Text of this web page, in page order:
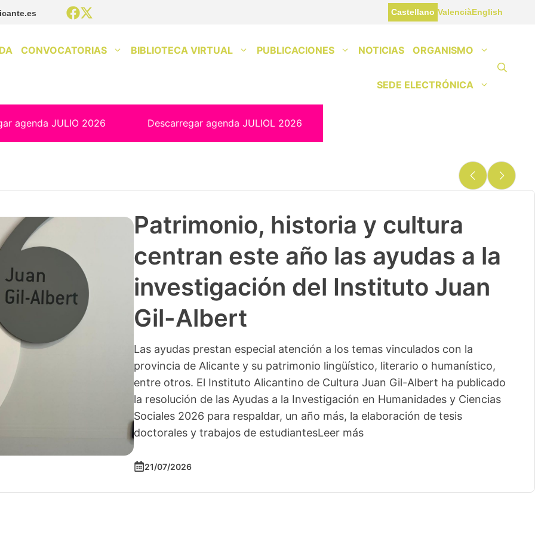
Castellano ValenciàEnglish
CONVOCATORIAS BIBLIOTECA VIRTUAL PUBLICACIONES NOTICIAS ORGANISMO
SEDE ELECTRÓNICA
agenda JULIO 2026 Descarregar agenda JULIOL 2026
Patrimonio, historia y cultura
centran este año las ayudas a la
investigación del Instituto Juan
Gil-Albert
Las ayudas prestan especial atención a los temas vinculados con la
provincia de Alicante y su patrimonio lingüístico, literario o humanístico,
entre otros. El Instituto Alicantino de Cultura Juan Gil-Albert ha publicado
la resolución de las Ayudas a la Investigación en Humanidades y Ciencias
Sociales 2026 para respaldar, un año más, la elaboración de tesis
doctorales y trabajos de estudiantesLeer más
21/07/2026